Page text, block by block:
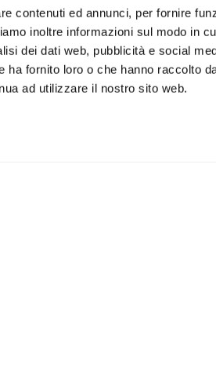
contenuti ed annunci, per fornire
inoltre informazioni sul modo in
dei dati web, pubblicità e social
ha fornito loro o che hanno raccolto
ad utilizzare il nostro sito web.